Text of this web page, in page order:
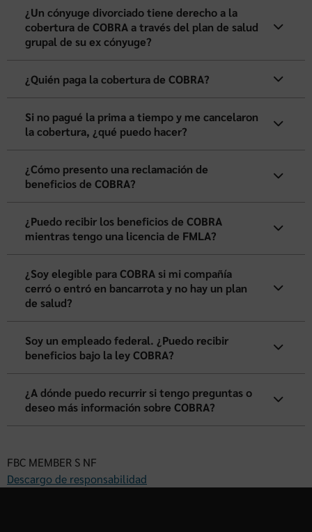
¿Un cónyuge divorciado tiene derecho a la
cobertura de COBRA a través del plan de salud
grupal de su ex cónyuge?
¿Quién paga la cobertura de COBRA?
Si no pagué la prima a tiempo y me cancelaron
la cobertura, ¿qué puedo hacer?
¿Cómo presento una reclamación de
beneficios de COBRA?
¿Puedo recibir los beneficios de COBRA
mientras tengo una licencia de FMLA?
¿Soy elegible para COBRA si mi compañía
cerró o entró en bancarrota y no hay un plan
de salud?
Soy un empleado federal. ¿Puedo recibir
beneficios bajo la ley COBRA?
¿A dónde puedo recurrir si tengo preguntas o
deseo más información sobre COBRA?
FBC MEMBER S NF
Descargo de responsabilidad